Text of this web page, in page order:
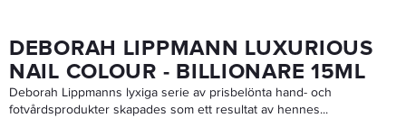
DEBORAH LIPPMANN LUXURIOUS
NAIL COLOUR - BILLIONARE 15ML
Deborah Lippmanns lyxiga serie av prisbelönta hand- och
fotvårdsprodukter skapades som ett resultat av hennes...